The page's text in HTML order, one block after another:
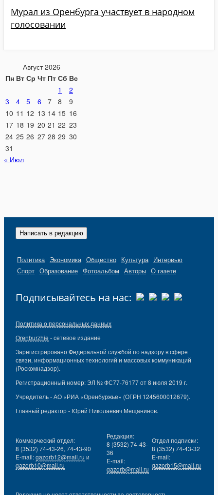
Мурал из Оренбурга участвует в народном
голосовании
Август 2026
Пн Вт Ср Чт Пт Сб Вс
1
2
3
4 5 6 7 8
9
10 11 12 13 14 15 16
17 18 19 20 21 22 23
24 25 26 27 28 29 30
31
« Июл
Написать в редакцию
Политика Экономика Общество Культура Интервью
Спорт Образование Фотоальбом Авторы О газете
Подписывайтесь на нас:
Политика о персональных данных
Orenburzhie - сетевое издание
Зарегистрировано Федеральной службой по надзору в сфере
связи, информационных технологий и массовых коммуникаций
(Роскомнадзор).
Регистрационный номер: ЭЛ № ФС77-76177 от 8 июля 2019 г.
Учредитель - АО «РИА «Оренбуржье» (ОГРН 1245600012679).
Главный редактор - Юрий Николаевич Мещанинов.
Коммерческий отдел:
8 (3532) 74-43-26, 74-43-90
E-mail:gazorb12@mail.ru и
gazorb10@mail.ru
Редакция:
8 (3532) 74-43-
36
E-mail:
gazorb@mail.ru
Отдел подписки:
8 (3532) 74-43-32
E-mail:
gazorb15@mail.ru